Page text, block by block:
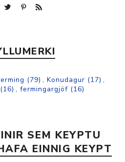
(79) , Konudagur (17) ,
(16) , fermingargjöf (16)
SEM KEYPTU
EINNIG KEYPT